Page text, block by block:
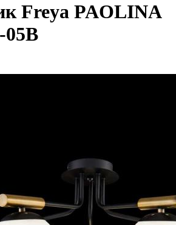
Freya PAOLINA
05B